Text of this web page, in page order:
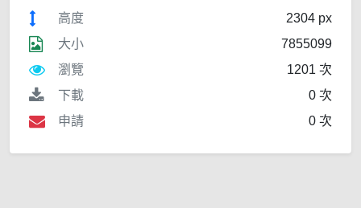
高度
2304 px
大小
7855099
瀏覽
1201 次
下載
0 次
申請
0 次